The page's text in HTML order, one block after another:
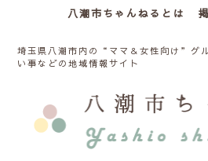
八潮市ちゃんねるとは
埼玉県八潮市内の“ママ＆女性向け”グ
い事などの地域情報サイト